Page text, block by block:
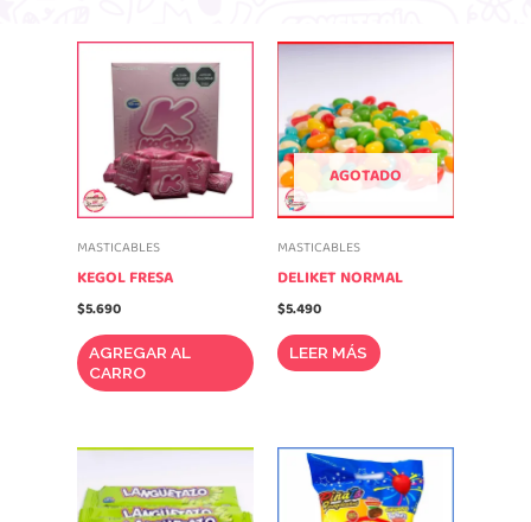
MASTICABLES
KEGOL FRESA
$5.690
AGREGAR AL
CARRO
AGOTADO
MASTICABLES
DELIKET NORMAL
$5.490
LEER MÁS